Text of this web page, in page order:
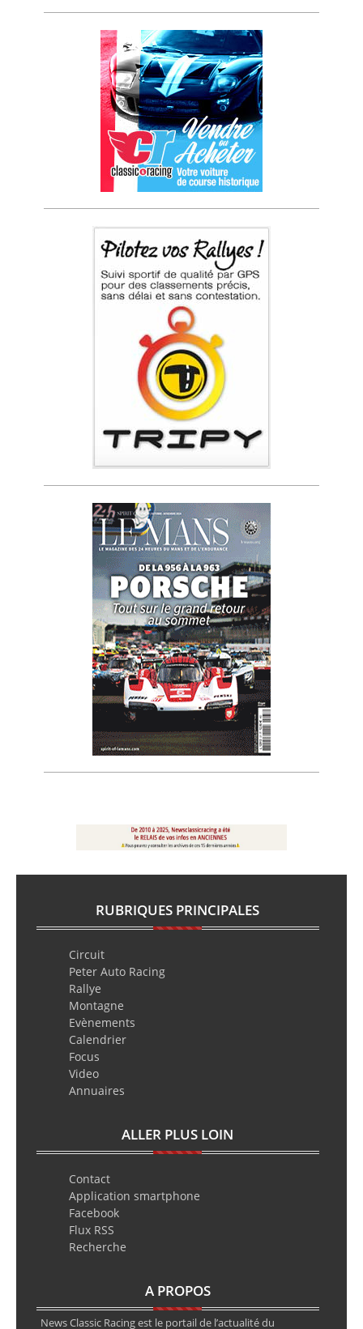
RUBRIQUES PRINCIPALES
Circuit
Peter Auto Racing
Rallye
Montagne
Evènements
Calendrier
Focus
Video
Annuaires
ALLER PLUS LOIN
Contact
Application smartphone
Facebook
Flux RSS
Recherche
A PROPOS
News Classic Racing est le portail de l’actualité du